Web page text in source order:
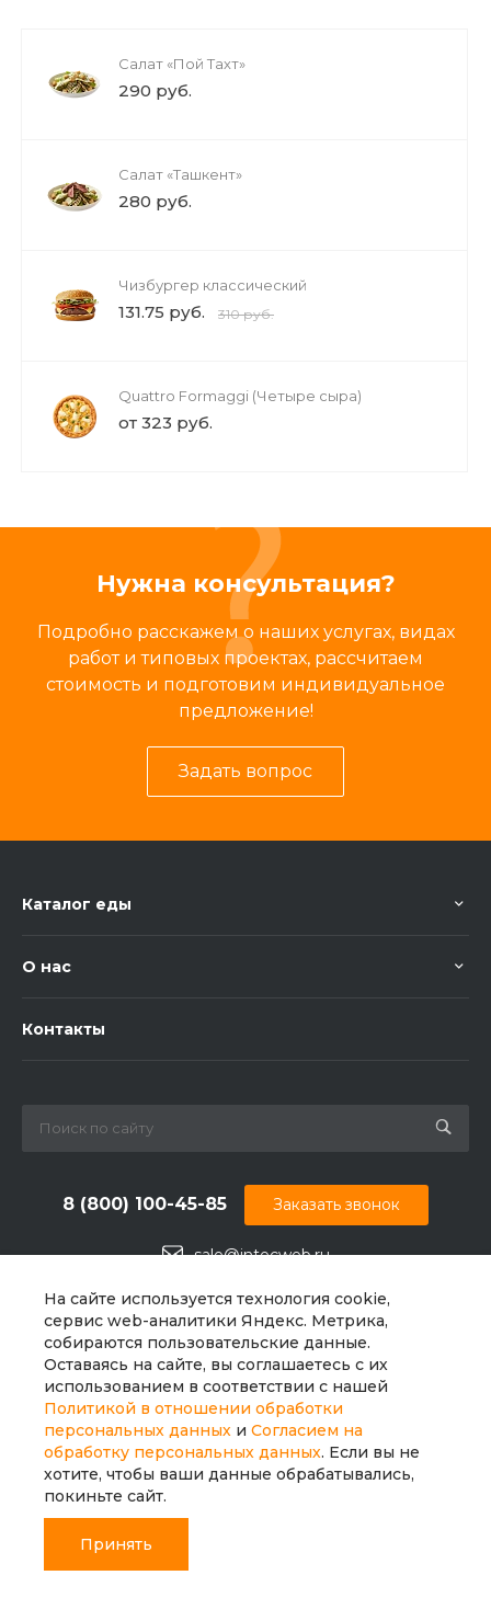
На сайте используется технология cookie,
сервис web-аналитики Яндекс. Метрика,
собираются пользовательские данные.
Оставаясь на сайте, вы соглашаетесь с их
использованием в соответствии с нашей
Политикой в отношении обработки
персональных данных и Согласием на
обработку персональных данных. Если вы не
хотите, чтобы ваши данные обрабатывались,
покиньте сайт.
Принять
Салат «Пой Тахт»
290 руб.
Салат «Ташкент»
280 руб.
Чизбургер классический
131.75 руб. 310 руб.
Quattro Formaggi (Четыре сыра)
от 323 руб.
Нужна консультация?
Подробно расскажем о наших услугах, видах
работ и типовых проектах, рассчитаем
стоимость и подготовим индивидуальное
предложение!
Задать вопрос
Каталог еды
О нас
Контакты
sale@intecweb.ru
8 (800) 100-45-85
г. Челябинск, ул.Свободы, д.93, оф. 6
Заказать звонок
© 2026 Universe, Все права защищены